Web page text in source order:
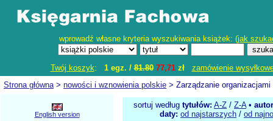
wprowadź własne kryteria wyszukiwania książek: (jak
Twój koszyk: 1 egz. /81.80 77,71zł
zamówienie
Strona główna> nowości i wznowienia polskie > Zarządzanie organizacjami
English version
sortuj według tytułów: A-Z / Z-A•
daty: od najstarszych / od